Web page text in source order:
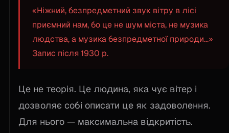
«Ніжний, безпредметний звук вітру в лісі
приємний нам, бо це не шум міста, не музика
людства, а музика безпредметної природи...»
Запис після 1930 р.
Це не теорія. Це людина, яка чує вітер і
дозволяє собі описати це як задоволення.
Для нього — максимальна відкритість.